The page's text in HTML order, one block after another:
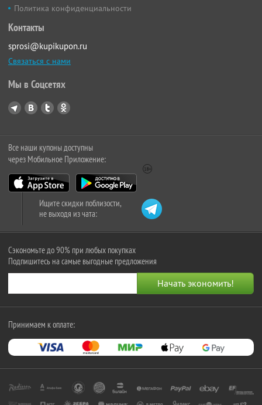
Политика конфиденциальности
Контакты
sprosi@kupikupon.ru
Связаться с нами
Мы в Соцсетях
Все наши купоны доступны
через Мобильное Приложение:
Ищите скидки поблизости,
не выходя из чата:
Сэкономьте до 90% при любых покупках
Подпишитесь на самые выгодные предложения
Принимаем к оплате: